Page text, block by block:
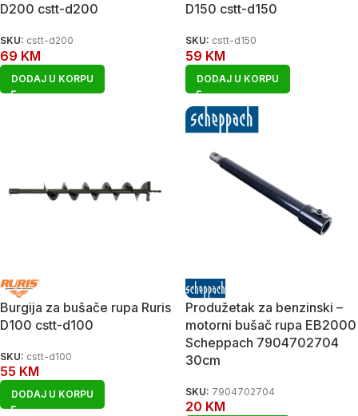
D200 cstt-d200
SKU: cstt-d200
69 KM
DODAJ U KORPU
D150 cstt-d150
SKU: cstt-d150
59 KM
DODAJ U KORPU
Burgija za bušače rupa Ruris
D100 cstt-d100
SKU: cstt-d100
55 KM
DODAJ U KORPU
Produžetak za benzinski –
motorni bušač rupa EB2000
Scheppach 7904702704
30cm
SKU: 7904702704
20 KM